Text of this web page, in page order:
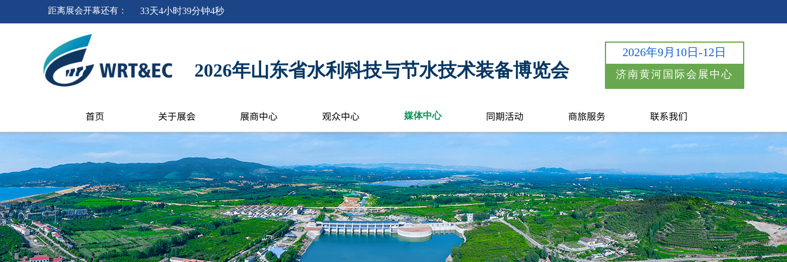
距离展会开幕还有 ： 33天4小时39分钟4秒
济南黄河国际会展中心
2026年9月10日-12日
2026年山东省水利科技与节水技术装备博览会
首页 关于展会 展商中心 观众中心 媒体中心 同期活动 商旅服务 联系我们